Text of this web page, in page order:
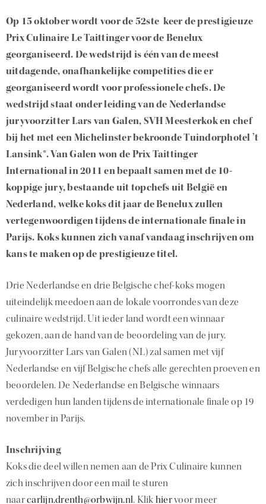
Op 15 oktober wordt voor de 52ste keer de prestigieuze
Prix Culinaire Le Taittinger voor de Benelux
georganiseerd. De wedstrijd is één van de meest
uitdagende, onafhankelijke competities die er
georganiseerd wordt voor professionele chefs. De
wedstrijd staat onder leiding van de Nederlandse
juryvoorzitter Lars van Galen, SVH Meesterkok en chef
bij het met een Michelinster bekroonde Tuindorphotel ’t
Lansink*. Van Galen won de Prix Taittinger
International in 2011 en bepaalt samen met de 10-
koppige jury, bestaande uit topchefs uit België en
Nederland, welke koks dit jaar de Benelux zullen
vertegenwoordigen tijdens de internationale finale in
Parijs. Koks kunnen zich vanaf vandaag inschrijven om
kans te maken op de prestigieuze titel.
Drie Nederlandse en drie Belgische chef-koks mogen
uiteindelijk meedoen aan de lokale voorrondes van deze
culinaire wedstrijd. Uit ieder land wordt een winnaar
gekozen, aan de hand van de beoordeling van de jury.
Juryvoorzitter Lars van Galen (NL) zal samen met vijf
Nederlandse en vijf Belgische chefs alle gerechten proeven en
beoordelen. De Nederlandse en Belgische winnaars
verdedigen hun landen tijdens de internationale finale op 19
november in Parijs.
Inschrijving
Koks die deel willen nemen aan de Prix Culinaire kunnen
zich inschrijven door een mail te sturen
naarcarlijn.drenth@orbwijn.nl. Klikhiervoor meer